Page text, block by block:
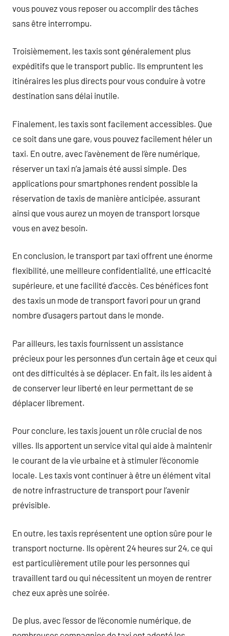
vous pouvez vous reposer ou accomplir des tâches
sans être interrompu.
Troisièmement, les taxis sont généralement plus
expéditifs que le transport public. Ils empruntent les
itinéraires les plus directs pour vous conduire à votre
destination sans délai inutile.
Finalement, les taxis sont facilement accessibles. Que
ce soit dans une gare, vous pouvez facilement héler un
taxi. En outre, avec l’avènement de l’ère numérique,
réserver un taxi n’a jamais été aussi simple. Des
applications pour smartphones rendent possible la
réservation de taxis de manière anticipée, assurant
ainsi que vous aurez un moyen de transport lorsque
vous en avez besoin.
En conclusion, le transport par taxi offrent une énorme
flexibilité, une meilleure confidentialité, une efficacité
supérieure, et une facilité d’accès. Ces bénéfices font
des taxis un mode de transport favori pour un grand
nombre d’usagers partout dans le monde.
Par ailleurs, les taxis fournissent un assistance
précieux pour les personnes d’un certain âge et ceux qui
ont des difficultés à se déplacer. En fait, ils les aident à
de conserver leur liberté en leur permettant de se
déplacer librement.
Pour conclure, les taxis jouent un rôle crucial de nos
villes. Ils apportent un service vital qui aide à maintenir
le courant de la vie urbaine et à stimuler l’économie
locale. Les taxis vont continuer à être un élément vital
de notre infrastructure de transport pour l’avenir
prévisible.
En outre, les taxis représentent une option sûre pour le
transport nocturne. Ils opèrent 24 heures sur 24, ce qui
est particulièrement utile pour les personnes qui
travaillent tard ou qui nécessitent un moyen de rentrer
chez eux après une soirée.
De plus, avec l’essor de l’économie numérique, de